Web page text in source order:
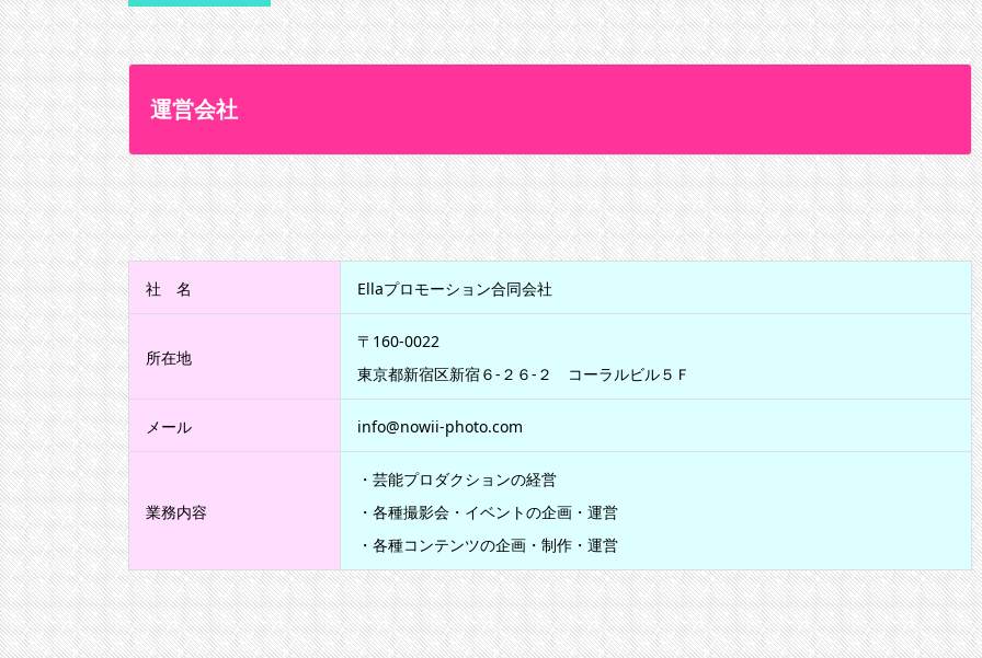
運営会社
社 名 Ellaプロモーション合同会社
所在地
〒160-0022
東京都新宿区新宿６-２６-２ コーラルビル５Ｆ
メール info@nowii-photo.com
業務内容
・芸能プロダクションの経営
・各種撮影会・イベントの企画・運営
・各種コンテンツの企画・制作・運営